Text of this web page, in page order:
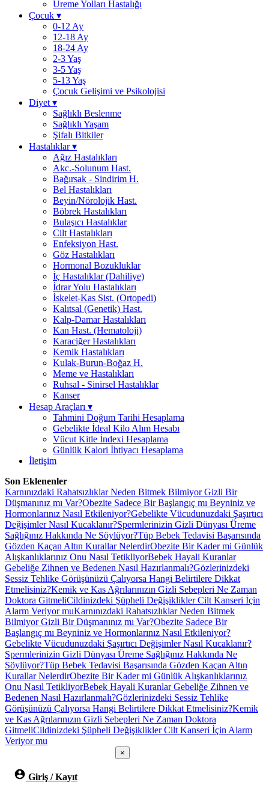
Üreme Yolları Hastalığı
Çocuk ▾
0-12 Ay
12-18 Ay
18-24 Ay
2-3 Yaş
3-5 Yaş
5-13 Yaş
Çocuk Gelişimi ve Psikolojisi
Diyet ▾
Sağlıklı Beslenme
Sağlıklı Yaşam
Şifalı Bitkiler
Hastalıklar▾
Ağız Hastalıkları
Akc.-Solunum Hast.
Bağırsak - Sindirim H.
Bel Hastalıkları
Beyin/Nörolojik Hast.
Böbrek Hastalıkları
Bulaşıcı Hastalıklar
Cilt Hastalıkları
Enfeksiyon Hast.
Göz Hastalıkları
Hormonal Bozukluklar
İç Hastalıklar (Dahiliye)
İdrar Yolu Hastalıkları
İskelet-Kas Sist. (Ortopedi)
Kalıtsal (Genetik) Hast.
Kalp-Damar Hastalıkları
Kan Hast. (Hematoloji)
Karaciğer Hastalıkları
Kemik Hastalıkları
Kulak-Burun-Boğaz H.
Meme ve Hastalıkları
Ruhsal - Sinirsel Hastalıklar
Kanser
Hesap Araçları ▾
Tahmini Doğum Tarihi Hesaplama
Gebelikte İdeal Kilo Alım Hesabı
Vücut Kitle İndexi Hesaplama
Günlük Kalori İhtiyacı Hesaplama
İletişim
Son Eklenenler
Karnınızdaki Rahatsızlıklar Neden Bitmek Bilmiyor Gizli Bir
Düşmanınız mı Var?Obezite Sadece Bir Başlangıç mı Beyniniz ve
Hormonlarınız Nasıl Etkileniyor?Gebelikte Vücudunuzdaki Şaşırtıcı
Değişimler Nasıl Kucaklanır?Spermlerinizin Gizli Dünyası Üreme
Sağlığınız Hakkında Ne Söylüyor?Tüp Bebek Tedavisi Başarısında
Gözden Kaçan Altın Kurallar NelerdirObezite Bir Kader mi Günlük
Alışkanlıklarınız Onu Nasıl TetikliyorBebek Hayali Kuranlar
Gebeliğe Zihnen ve Bedenen Nasıl Hazırlanmalı?Gözlerinizdeki
Sessiz Tehlike Görüşünüzü Çalıyorsa Hangi Belirtilere Dikkat
Etmelisiniz?Kemik ve Kas Ağrılarınızın Gizli Sebepleri Ne Zaman
Doktora GitmeliCildinizdeki Şüpheli Değişiklikler Cilt Kanseri İçin
Alarm Veriyor muKarnınızdaki Rahatsızlıklar Neden Bitmek
Bilmiyor Gizli Bir Düşmanınız mı Var?Obezite Sadece Bir
Başlangıç mı Beyniniz ve Hormonlarınız Nasıl Etkileniyor?
Gebelikte Vücudunuzdaki Şaşırtıcı Değişimler Nasıl Kucaklanır?
Spermlerinizin Gizli Dünyası Üreme Sağlığınız Hakkında Ne
Söylüyor?Tüp Bebek Tedavisi Başarısında Gözden Kaçan Altın
Kurallar NelerdirObezite Bir Kader mi Günlük Alışkanlıklarınız
Onu Nasıl TetikliyorBebek Hayali Kuranlar Gebeliğe Zihnen ve
Bedenen Nasıl Hazırlanmalı?Gözlerinizdeki Sessiz Tehlike
Görüşünüzü Çalıyorsa Hangi Belirtilere Dikkat Etmelisiniz?Kemik
ve Kas Ağrılarınızın Gizli Sebepleri Ne Zaman Doktora
GitmeliCildinizdeki Şüpheli Değişiklikler Cilt Kanseri İçin Alarm
Veriyor mu
×
Giriş / Kayıt